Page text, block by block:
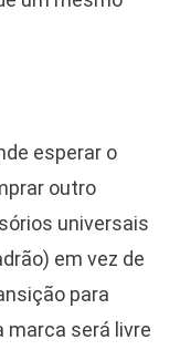
esperar o
outro
universais
em vez de
para
marca será livre